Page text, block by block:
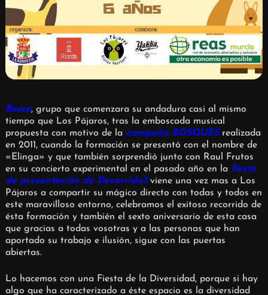
Bosco, grupo que comenzara su andadura casi al mismo
tiempo que Los Pájaros, tras la emboscada musical
propuesta con motivo de la campaña BOSQUESrealizada
en 2011, cuando la formación se presentó con el nombre de
«Elinga» y que también sorprendió junto con Raul Frutos
en su concierto experimental en el pasado año en la fiesta
de presentación de Decorrido3viene una vez mas a Los
Pájaros a compartir su mágico directo con todas y todos en
este maravilloso entorno, celebramos el exitoso recorrido de
ésta formación y también el sexto aniversario de esta casa
que gracias a todas vosotras y a las personas que han
aportado su trabajo e ilusión, sigue con las puertas
abiertas.
Lo hacemos con una Fiesta de la Diversidad, porque si hay
algo que ha caracterizado a éste espacio es la diversidad